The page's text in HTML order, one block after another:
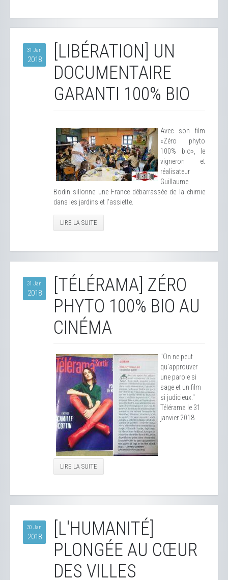
31 Jan
2018
[LIBÉRATION] UN
DOCUMENTAIRE
GARANTI 100% BIO
Avec son film
«Zéro phyto
100% bio», le
vigneron et
réalisateur
Guillaume
Bodin sillonne une France débarrassée de la chimie
dans les jardins et l'assiette.
LIRE LA SUITE
31 Jan
2018
[TÉLÉRAMA] ZÉRO
PHYTO 100% BIO AU
CINÉMA
"On ne peut
qu'approuver
une parole si
sage et un film
si judicieux."
Télérama le 31
janvier 2018
LIRE LA SUITE
30 Jan
2018
[L'HUMANITÉ]
PLONGÉE AU CŒUR
DES VILLES